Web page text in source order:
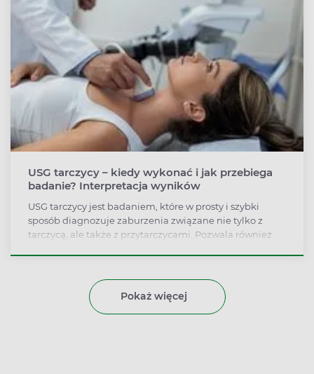
USG tarczycy – kiedy wykonać i jak przebiega
badanie? Interpretacja wyników
USG tarczycy jest badaniem, które w prosty i szybki
sposób diagnozuje zaburzenia związane nie tylko z
tarczycą, ale także z przytarczycami. Pozwala również
Pokaż więcej